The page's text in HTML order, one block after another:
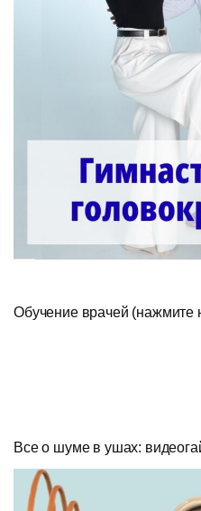
Обучение врачей (нажмите
Все о шуме в ушах: